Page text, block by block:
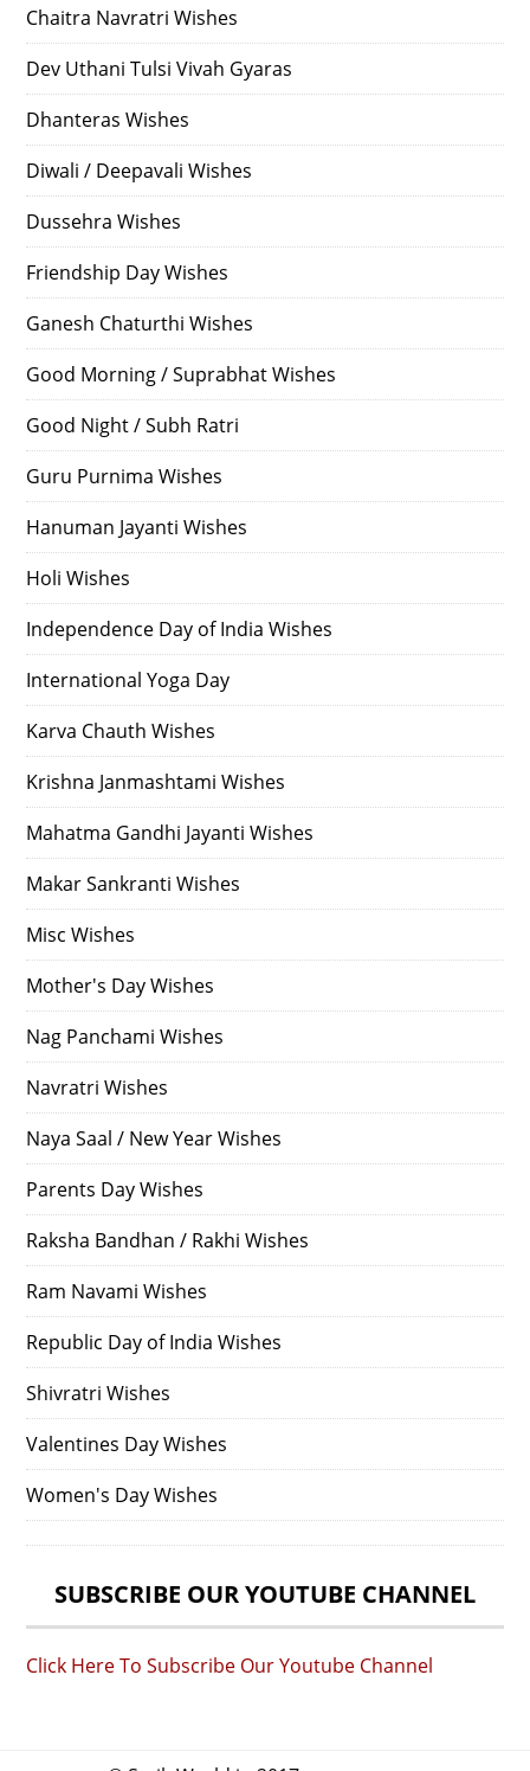
Chaitra Navratri Wishes
Dev Uthani Tulsi Vivah Gyaras
Dhanteras Wishes
Diwali / Deepavali Wishes
Dussehra Wishes
Friendship Day Wishes
Ganesh Chaturthi Wishes
Good Morning / Suprabhat Wishes
Good Night / Subh Ratri
Guru Purnima Wishes
Hanuman Jayanti Wishes
Holi Wishes
Independence Day of India Wishes
International Yoga Day
Karva Chauth Wishes
Krishna Janmashtami Wishes
Mahatma Gandhi Jayanti Wishes
Makar Sankranti Wishes
Misc Wishes
Mother's Day Wishes
Nag Panchami Wishes
Navratri Wishes
Naya Saal / New Year Wishes
Parents Day Wishes
Raksha Bandhan / Rakhi Wishes
Ram Navami Wishes
Republic Day of India Wishes
Shivratri Wishes
Valentines Day Wishes
Women's Day Wishes
SUBSCRIBE OUR YOUTUBE CHANNEL
Click Here To Subscribe Our Youtube Channel